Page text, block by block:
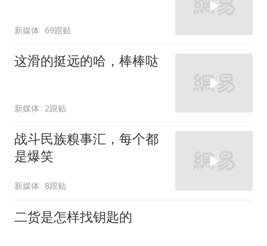
新媒体 69跟贴
这滑的挺远的哈，棒棒哒
新媒体 2跟贴
战斗民族糗事汇，每个都
是爆笑
新媒体 8跟贴
二货是怎样找钥匙的